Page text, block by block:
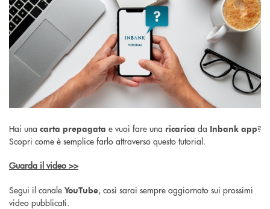
Hai una carta prepagata e vuoi fare una ricarica da Inbank app?
Scopri come è semplice farlo attraverso questo tutorial.
Guarda il video >>
Segui il canale YouTube, così sarai sempre aggiornato sui prossimi
video pubblicati.